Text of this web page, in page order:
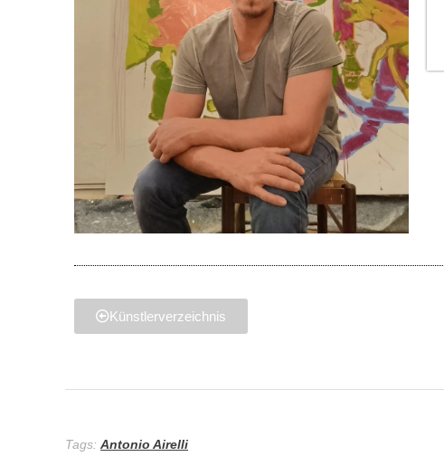
Künstlerverzeichnis
Tags: Antonio Airelli